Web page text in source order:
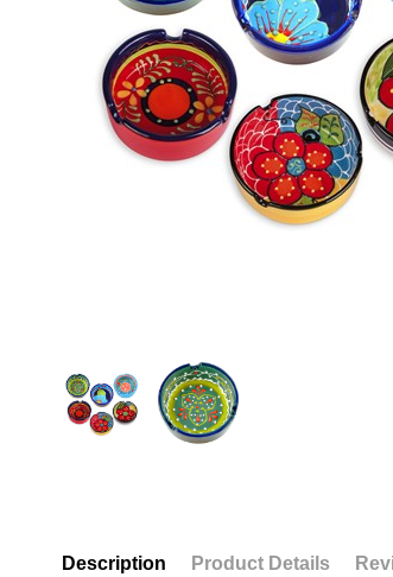
Description Product Details